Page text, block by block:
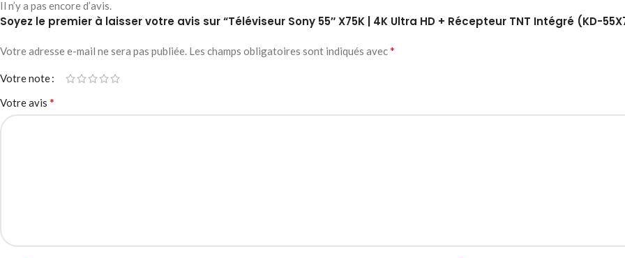
Il n’y a pas encore d’avis.
Soyez le premier à laisser votre avis sur “Téléviseur Sony 55″ X75K | 4K Ultra HD + Récepteur TNT Intégré (KD-
Votre adresse e-mail ne sera pas publiée. Les champs obligatoires sont indiqués avec*
Votre note
Votre avis *